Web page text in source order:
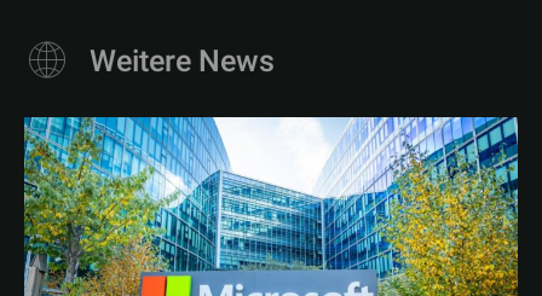
Weitere News